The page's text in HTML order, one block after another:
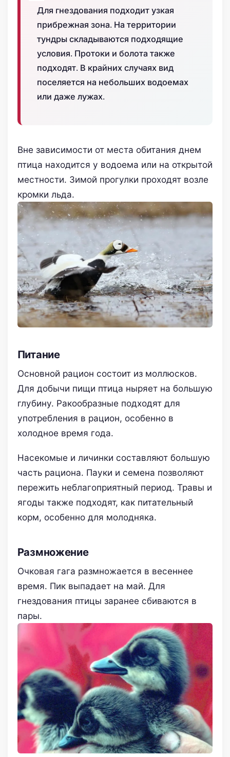
Для гнездования подходит узкая
прибрежная зона. На территории
тундры складываются подходящие
условия. Протоки и болота также
подходят. В крайних случаях вид
поселяется на небольших водоемах
или даже лужах.
Вне зависимости от места обитания днем
птица находится у водоема или на открытой
местности. Зимой прогулки проходят возле
кромки льда.
Питание
Основной рацион состоит из моллюсков.
Для добычи пищи птица ныряет на большую
глубину. Ракообразные подходят для
употребления в рацион, особенно в
холодное время года.
Насекомые и личинки составляют большую
часть рациона. Пауки и семена позволяют
пережить неблагоприятный период. Травы и
ягоды также подходят, как питательный
корм, особенно для молодняка.
Размножение
Очковая гага размножается в весеннее
время. Пик выпадает на май. Для
гнездования птицы заранее сбиваются в
пары.